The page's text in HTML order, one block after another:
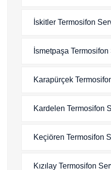
İskitler Termosifon
İsmetpaşa
Karapürçek
Kardelen Termosifon
Keçiören Termosifon
Kızılay Termosifon